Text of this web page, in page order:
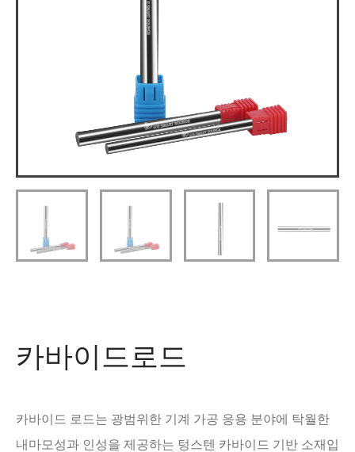
카바이드로드
카바이드 로드는 광범위한 기계 가공 응용 분야에 탁월한
내마모성과 인성을 제공하는 텅스텐 카바이드 기반 소재입